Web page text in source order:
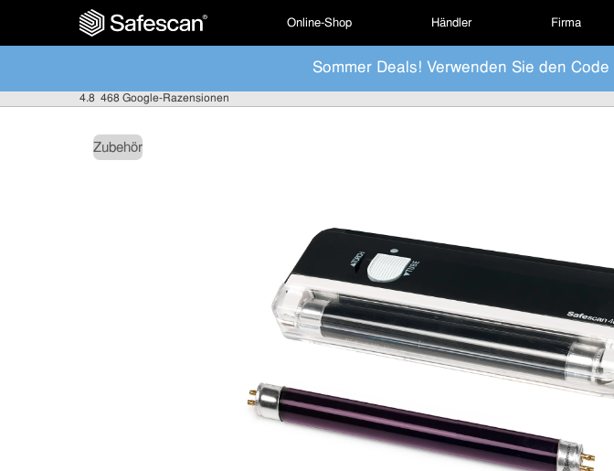
Online-Shop Händler Firma
Sommer Deals! Verwenden Sie den Code
4.8 468 Google-Razensionen
Zubehör